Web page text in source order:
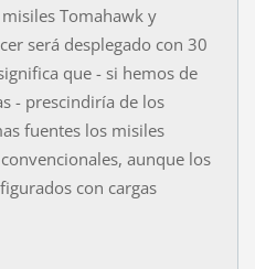
Tomahawk y
será desplegado con 30
que - si hemos de
- prescindiría de los
fuentes los misiles
aunque los
con cargas